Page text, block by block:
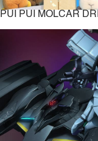
PUI PUI MOLCAR